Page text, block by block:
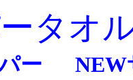
タオ
パー NEW